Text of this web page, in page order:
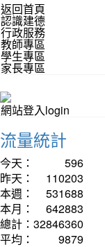
返回首頁
認識建德
行政服務
教師專區
學生專區
家長專區
網站登入login
流量統計
今天：
596
昨天：
110203
本週：
531688
本月：
642883
總計： 32846360
平均：
9879